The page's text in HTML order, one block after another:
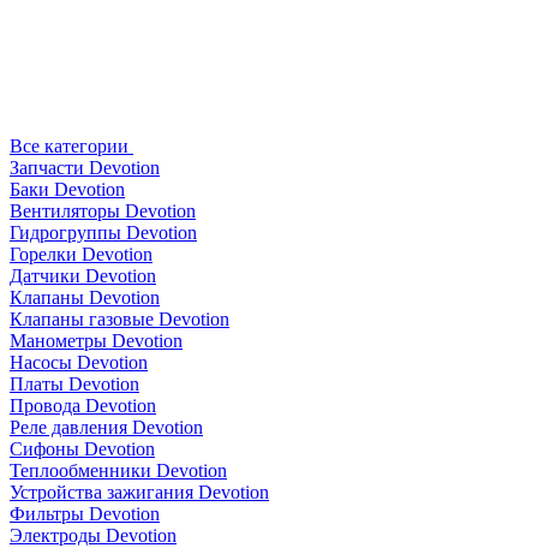
Все категории
Запчасти Devotion
Баки Devotion
Вентиляторы Devotion
Гидрогруппы Devotion
Горелки Devotion
Датчики Devotion
Клапаны Devotion
Клапаны газовые Devotion
Манометры Devotion
Насосы Devotion
Платы Devotion
Провода Devotion
Реле давления Devotion
Сифоны Devotion
Теплообменники Devotion
Устройства зажигания Devotion
Фильтры Devotion
Электроды Devotion